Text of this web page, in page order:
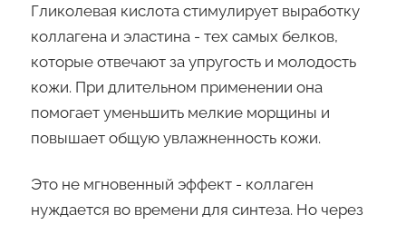
Гликолевая кислота стимулирует выработку
коллагена и эластина - тех самых белков,
которые отвечают за упругость и молодость
кожи. При длительном применении она
помогает уменьшить мелкие морщины и
повышает общую увлажненность кожи.
Это не мгновенный эффект - коллаген
нуждается во времени для синтеза. Но через